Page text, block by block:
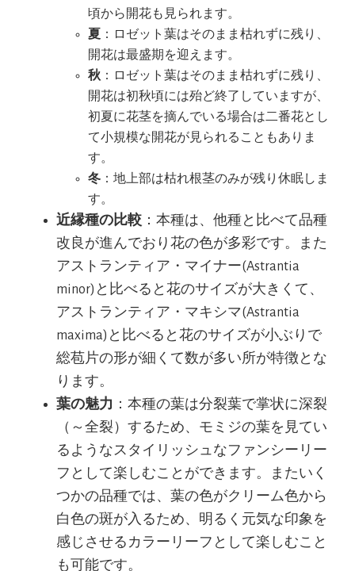
頃から開花も見られます。
夏 ：ロゼット葉はそのまま枯れずに残り、
開花は最盛期を迎えます。
秋 ：ロゼット葉はそのまま枯れずに残り、
開花は初秋頃には殆ど終了していますが、
初夏に花茎を摘んでいる場合は二番花とし
て小規模な開花が見られることもありま
す。
冬 ：地上部は枯れ根茎のみが残り休眠しま
す。
近縁種の比較 ：本種は、他種と比べて品種
改良が進んでおり花の色が多彩です。また
アストランティア・マイナー(Astrantia
minor)と比べると花のサイズが大きくて、
アストランティア・マキシマ(Astrantia
maxima)と比べると花のサイズが小ぶりで
総苞片の形が細くて数が多い所が特徴とな
ります。
葉の魅力 ：本種の葉は分裂葉で掌状に深裂
（～全裂）するため、モミジの葉を見てい
るようなスタイリッシュなファンシーリー
フとして楽しむことができます。またいく
つかの品種では、葉の色がクリーム色から
白色の斑が入るため、明るく元気な印象を
感じさせるカラーリーフとして楽しむこと
も可能です。